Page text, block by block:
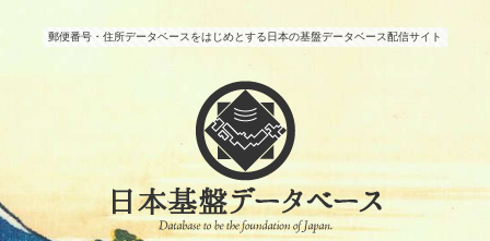
郵便番号・住所データベースをはじめとする日本の基盤データベース配信サイト